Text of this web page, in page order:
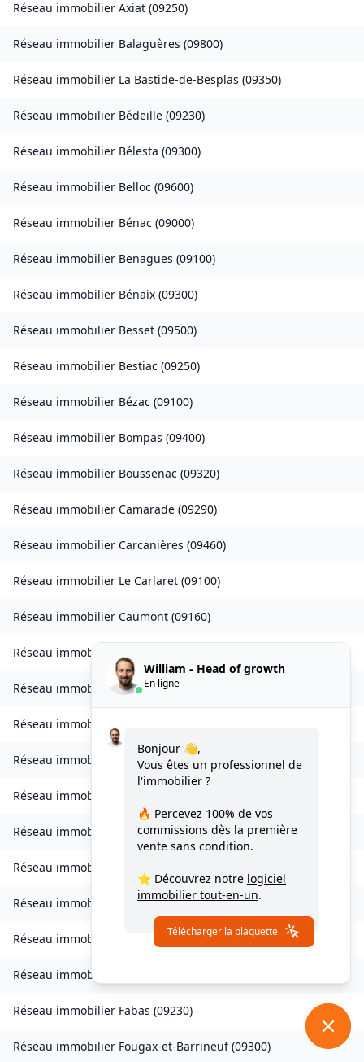
Réseau immobilier Axiat (09250)
Réseau immobilier Balaguères (09800)
Réseau immobilier La Bastide-de-Besplas (09350)
Réseau immobilier Bédeille (09230)
Réseau immobilier Bélesta (09300)
Réseau immobilier Belloc (09600)
Réseau immobilier Bénac (09000)
Réseau immobilier Benagues (09100)
Réseau immobilier Bénaix (09300)
Réseau immobilier Besset (09500)
Réseau immobilier Bestiac (09250)
Réseau immobilier Bézac (09100)
Réseau immobilier Bompas (09400)
Réseau immobilier Boussenac (09320)
Réseau immobilier Camarade (09290)
Réseau immobilier Carcanières (09460)
Réseau immobilier Le Carlaret (09100)
Réseau immobilier Caumont (09160)
Réseau immobilier
Réseau immobilierCazenave-Serres-et-Allens
Réseau immobilier
Réseau immobilier Château-Verdun (09310)
Réseau immobilier
Réseau immobilier Coussa(09120)
Réseau immobilier
Réseau immobilier Esplas(09700)
Réseau immobilier Esplas-de-Sérou (09420)
Réseau immobilier
Réseau immobilier Fabas (09230)
Réseau immobilier Fougax-et-Barrineuf(09300)
William - Head of growth
En ligne
Bonjour 👋,
Vous êtes un professionnel de
l'immobilier ?
🔥 Percevez 100% de vos
commissions dès la première
vente sans condition.
⭐ Découvrez notre logiciel
immobilier tout-en-un.
Télécharger la plaquette